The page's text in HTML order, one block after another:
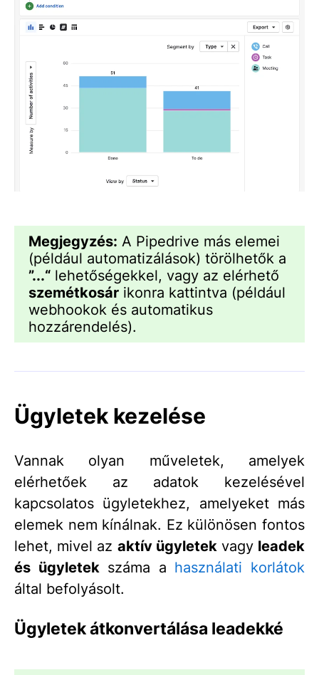
Megjegyzés: A Pipedrive más elemei
(például automatizálások) törölhetők a
”...“ lehetőségekkel, vagy az elérhető
szemétkosár ikonra kattintva (például
webhookok és automatikus
hozzárendelés).
Ügyletek kezelése
Vannak olyan műveletek, amelyek
elérhetőek az adatok kezelésével
kapcsolatos ügyletekhez, amelyeket más
elemek nem kínálnak. Ez különösen fontos
lehet, mivel az aktív ügyletek vagy leadek
és ügyletek száma a használati korlátok
által befolyásolt.
Ügyletek átkonvertálása leadekké